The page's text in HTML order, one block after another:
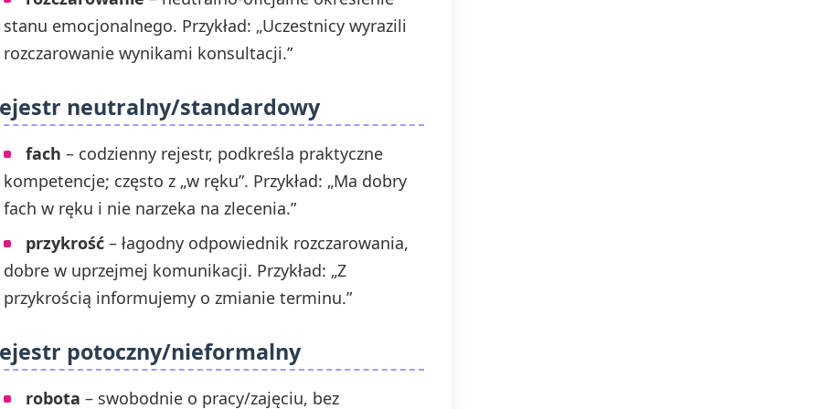
stanu emocjonalnego. Przykład: „Uczestnicy wyrazili
rozczarowanie wynikami konsultacji.”
neutralny/standardowy
fach – codzienny rejestr, podkreśla praktyczne
kompetencje; często z „w ręku”. Przykład: „Ma dobry
fach w ręku i nie narzeka na zlecenia.”
przykrość – łagodny odpowiednik rozczarowania,
dobre w uprzejmej komunikacji. Przykład: „Z
przykrością informujemy o zmianie terminu.”
potoczny/nieformalny
robota – swobodnie o pracy/zajęciu, bez